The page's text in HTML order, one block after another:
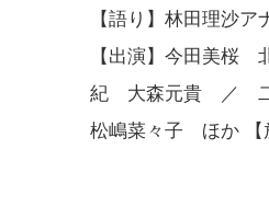
【語り】林田理沙ア
【出演】今田美
紀 大森元貴 ／ 二
松嶋菜々子 ほか 【